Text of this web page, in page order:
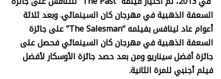
السعفة الذهبية في مهرجان كان السينمائي. وبعد ثلاثة
أعوام عاد لينافس بفيلمه “The Salesman” على جائزة
السعفة الذهبية في مهرجان كان السينمائي فحصل على
جائزة أفضل سيناريو ومن بعد حصد جائزة الأوسكار لأفضل
فيلم أجنبي للمرة الثانية.